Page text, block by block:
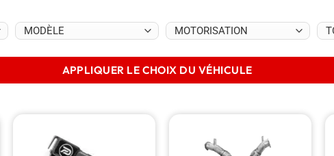
APPLIQUER LE CHOIX DU VÉHICULE